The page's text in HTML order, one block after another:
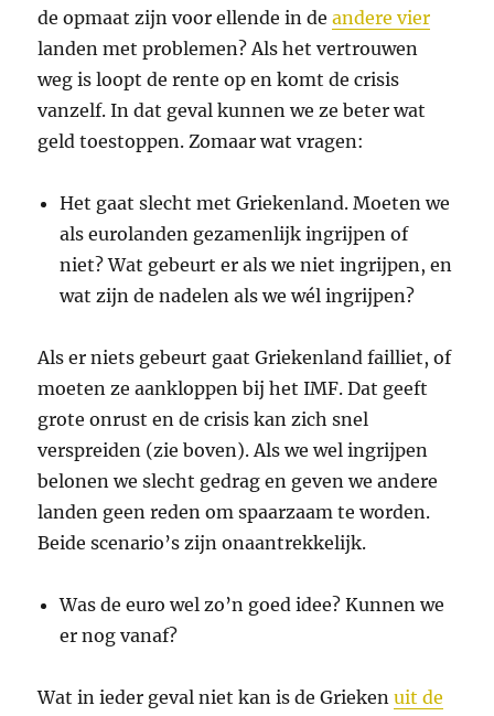
de opmaat zijn voor ellende in deandere vier
landen met problemen? Als het vertrouwen
weg is loopt de rente op en komt de crisis
vanzelf. In dat geval kunnen we ze beter wat
geld toestoppen. Zomaar wat vragen:
Het gaat slecht met Griekenland. Moeten we
als eurolanden gezamenlijk ingrijpen of
niet? Wat gebeurt er als we niet ingrijpen, en
wat zijn de nadelen als we wél ingrijpen?
Als er niets gebeurt gaat Griekenland failliet, of
moeten ze aankloppen bij het IMF. Dat geeft
grote onrust en de crisis kan zich snel
verspreiden (zie boven). Als we wel ingrijpen
belonen we slecht gedrag en geven we andere
landen geen reden om spaarzaam te worden.
Beide scenario’s zijn onaantrekkelijk.
Was de euro wel zo’n goed idee? Kunnen we
er nog vanaf?
Wat in ieder geval niet kan is de Griekenuit de